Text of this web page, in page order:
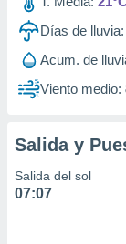
Días de lluvia:
Acum. de
Viento medio:
Salida y
Salida del sol
07:07